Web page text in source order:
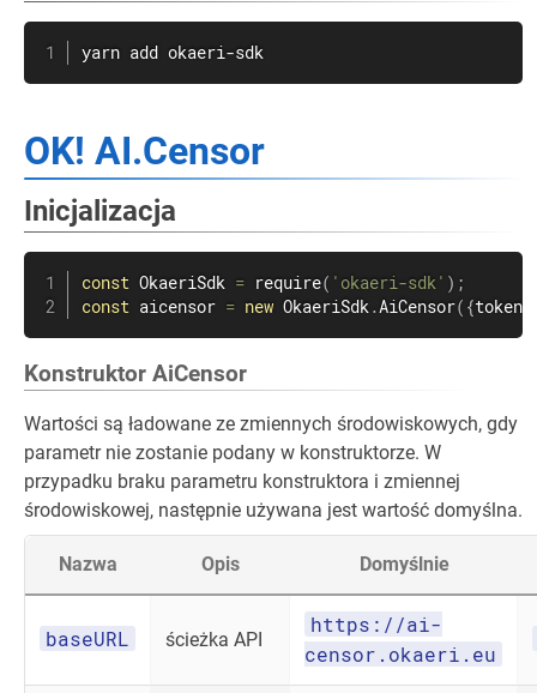
yarn add okaeri-sdk
OK! AI.Censor
Inicjalizacja
const OkaeriSdk = require( 'okaeri-sdk' ) ;
const aicensor = new OkaeriSdk.AiCensor( {token
Konstruktor AiCensor
Wartości są ładowane ze zmiennych środowiskowych, gdy
parametr nie zostanie podany w konstruktorze. W
przypadku braku parametru konstruktora i zmiennej
środowiskowej, następnie używana jest wartość domyślna.
Nazwa Opis Domyślnie
baseURL ścieżka API
https://ai-
censor.okaeri.eu